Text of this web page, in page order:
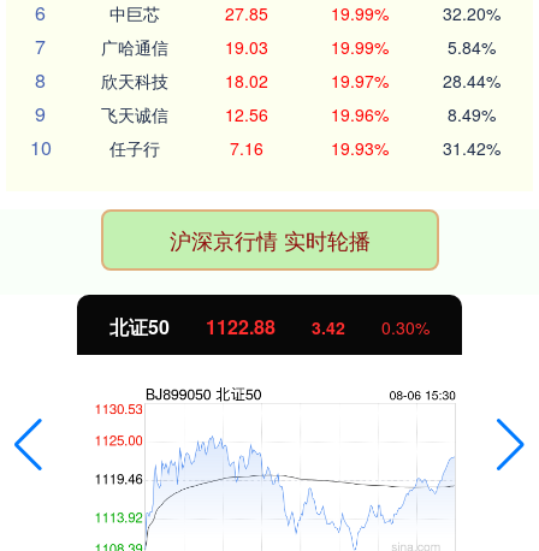
6 中巨芯 27.85 19.99% 32.20%
7 广哈通信 19.03 19.99% 5.84%
8 欣天科技 18.02 19.97% 28.44%
9 飞天诚信 12.56 19.96% 8.49%
10 任子行 7.16 19.93% 31.42%
沪深京行情 实时轮播
北证50 1122.88 3.42 0.30%